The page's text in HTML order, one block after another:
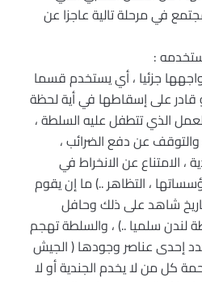
في مرحلة تالية عاجزا عن
:
جزئيا ، أي يستخدم قسما
على إسقاطها في أية لحظة
الذي تتطفل عليه السلطة ،
والتوقف عن دفع الضرائب ،
، الامتناع عن الانخراط في
، التظاهر ..) ما إن يقوم
شاهد على ذلك وحافل
لندن سلميا ..) ، والسلطة تهجم
إحدى عناصر وجودها ( الجيش
كل من لا يخدم الجندية أو لا